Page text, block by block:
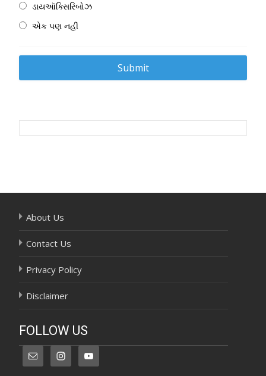
ડાયઑક્સિરિબોઝ
એક પણ નહીં
Post
About Us
Contact Us
Privacy Policy
Disclaimer
FOLLOW US